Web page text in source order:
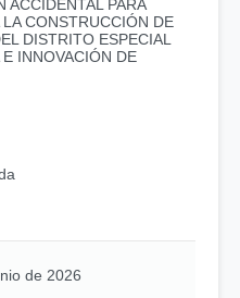
ACCIDENTAL PARA
CONSTRUCCIÓN DE
DISTRITO ESPECIAL
INNOVACIÓN DE
de 2026